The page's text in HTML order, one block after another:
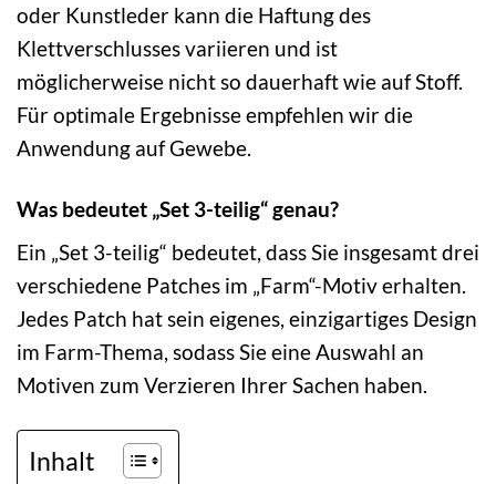
oder Kunstleder kann die Haftung des
Klettverschlusses variieren und ist
möglicherweise nicht so dauerhaft wie auf Stoff.
Für optimale Ergebnisse empfehlen wir die
Anwendung auf Gewebe.
Was bedeutet „Set 3-teilig“ genau?
Ein „Set 3-teilig“ bedeutet, dass Sie insgesamt drei
verschiedene Patches im „Farm“-Motiv erhalten.
Jedes Patch hat sein eigenes, einzigartiges Design
im Farm-Thema, sodass Sie eine Auswahl an
Motiven zum Verzieren Ihrer Sachen haben.
Inhalt